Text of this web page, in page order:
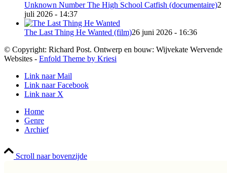
Unknown Number The High School Catfish (documentaire)2
juli 2026 - 14:37
The Last Thing He Wanted (film)26 juni 2026 - 16:36
© Copyright: Richard Post. Ontwerp en bouw: Wijvekate Wervende
Websites - Enfold Theme by Kriesi
Link naar Mail
Link naar Facebook
Link naar X
Home
Genre
Archief
Scroll naar bovenzijde